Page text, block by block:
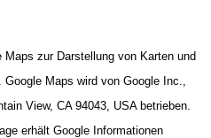
zur Darstellung von Karten und
Maps wird von Google Inc.,
View, CA 94043, USA betrieben.
erhält Google Informationen